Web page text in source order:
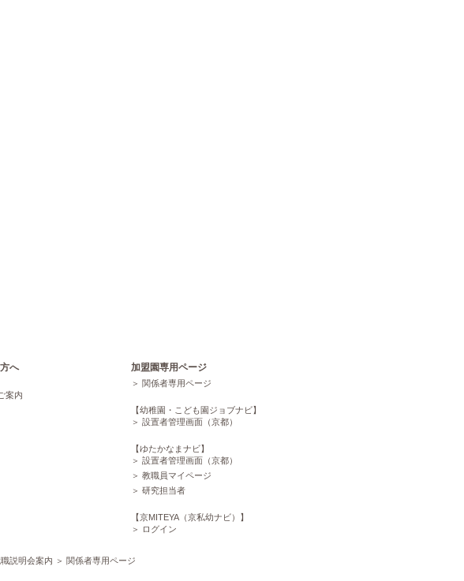
へ
案内
加盟園専用ページ
関係者専用ページ
【幼稚園・こども園ジョブナビ】
設置者管理画面（京都）
【ゆたかなまナビ】
設置者管理画面（京都）
教職員マイページ
研究担当者
【京MITEYA（京私幼ナビ）】
ログイン
説明会案内 関係者専用ページ